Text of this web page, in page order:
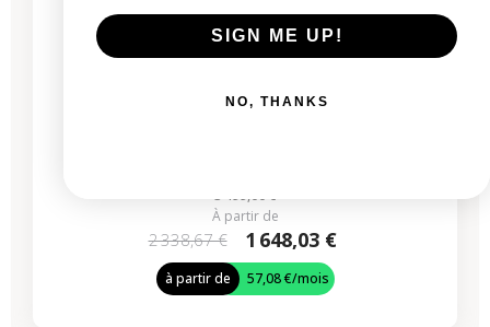
3 499,00 €
À partir de
2 338,67 € 1 648,03 €
à partir de 57,08 €/mois
SIGN ME UP!
NO, THANKS